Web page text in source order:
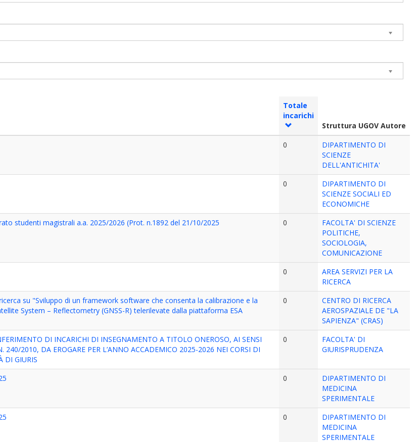
Totale
incarichi
Struttura UGOV Autore
0
DIPARTIMENTO DI
SCIENZE
DELL'ANTICHITA'
0
DIPARTIMENTO DI
SCIENZE SOCIALI ED
ECONOMICHE
studenti magistrali a.a. 2025/2026 (Prot. n.1892 del 21/10/2025
0
FACOLTA' DI SCIENZE
POLITICHE,
SOCIOLOGIA,
COMUNICAZIONE
0
AREA SERVIZI PER LA
RICERCA
su "Sviluppo di un framework software che consenta la calibrazione e la
System – Reflectometry (GNSS-R) telerilevate dalla piattaforma ESA
0
CENTRO DI RICERCA
AEROSPAZIALE DE "LA
SAPIENZA" (CRAS)
DI INCARICHI DI INSEGNAMENTO A TITOLO ONEROSO, AI SENSI
240/2010, DA EROGARE PER L’ANNO ACCADEMICO 2025-2026 NEI CORSI DI
DI GIURIS
0
FACOLTA' DI
GIURISPRUDENZA
0
DIPARTIMENTO DI
MEDICINA
SPERIMENTALE
0
DIPARTIMENTO DI
MEDICINA
SPERIMENTALE